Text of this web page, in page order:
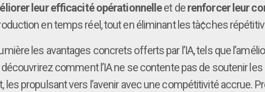
leur efficacité opérationnelleet derenforcer leur
en temps réel, tout en éliminant les tà¢ches
les avantages concrets offerts par l’IA, tels que
comment l’IA ne se contente pas de soutenir
propulsant vers l’avenir avec une compétitivité accrue.